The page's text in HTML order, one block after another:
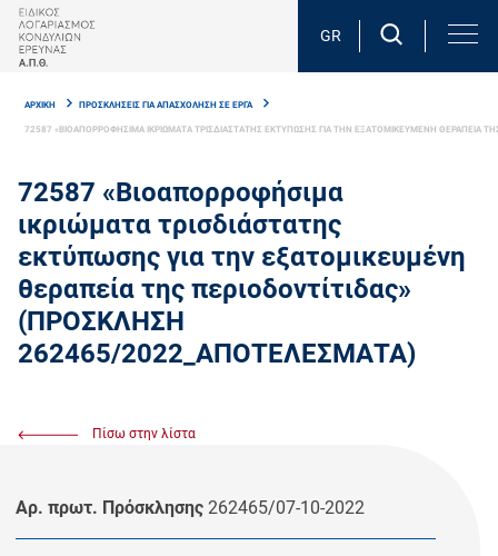
Skip
main
GR
ΑΡΧΙΚΗ ΠΡΟΣΚΛΗΣΕΙΣ ΓΙΑ ΑΠΑΣΧΟΛΗΣΗ ΣΕ ΕΡΓΑ
72587 «ΒΙΟΑΠΟΡΡΟΦΗΣΙΜΑ ΙΚΡΙΩΜΑΤΑ ΤΡΙΣΔΙAΣΤΑΤΗΣ ΕΚΤΥΠΩΣΗΣ ΓΙΑ ΤΗΝ ΕΞΑΤΟΜΙΚΕΥΜΕΝΗ ΘΕΡΑΠΕΙΑ
72587 «Βιοαπορροφήσιμα
ικριώματα τρισδιάστατης
εκτύπωσης για την εξατομικευμένη
θεραπεία της περιοδοντίτιδας»
(ΠΡΟΣΚΛΗΣΗ
262465/2022_ΑΠΟΤΕΛΕΣΜΑΤΑ)
Πίσω στην λίστα
Αρ. πρωτ. Πρόσκλησης 262465/07-10-2022